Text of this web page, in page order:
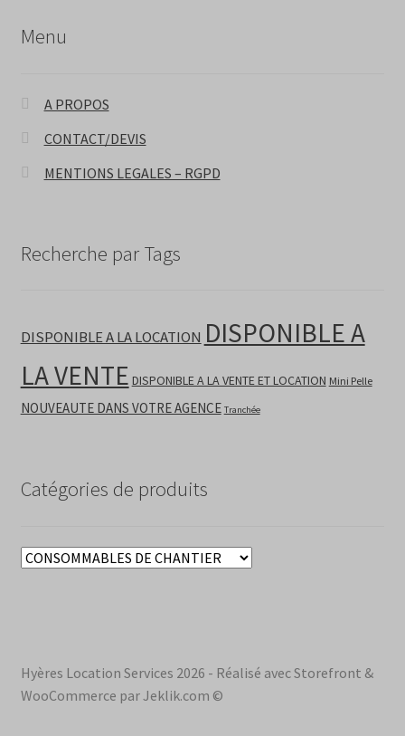
Menu
A PROPOS
CONTACT/DEVIS
MENTIONS LEGALES – RGPD
Recherche par Tags
DISPONIBLE A LA LOCATION DISPONIBLE A
LA VENTE DISPONIBLE A LA VENTE ET LOCATION Mini Pelle
NOUVEAUTE DANS VOTRE AGENCE Tranchée
Catégories de produits
Hyères Location Services 2026 - Réalisé avec Storefront &
WooCommerce par Jeklik.com ©